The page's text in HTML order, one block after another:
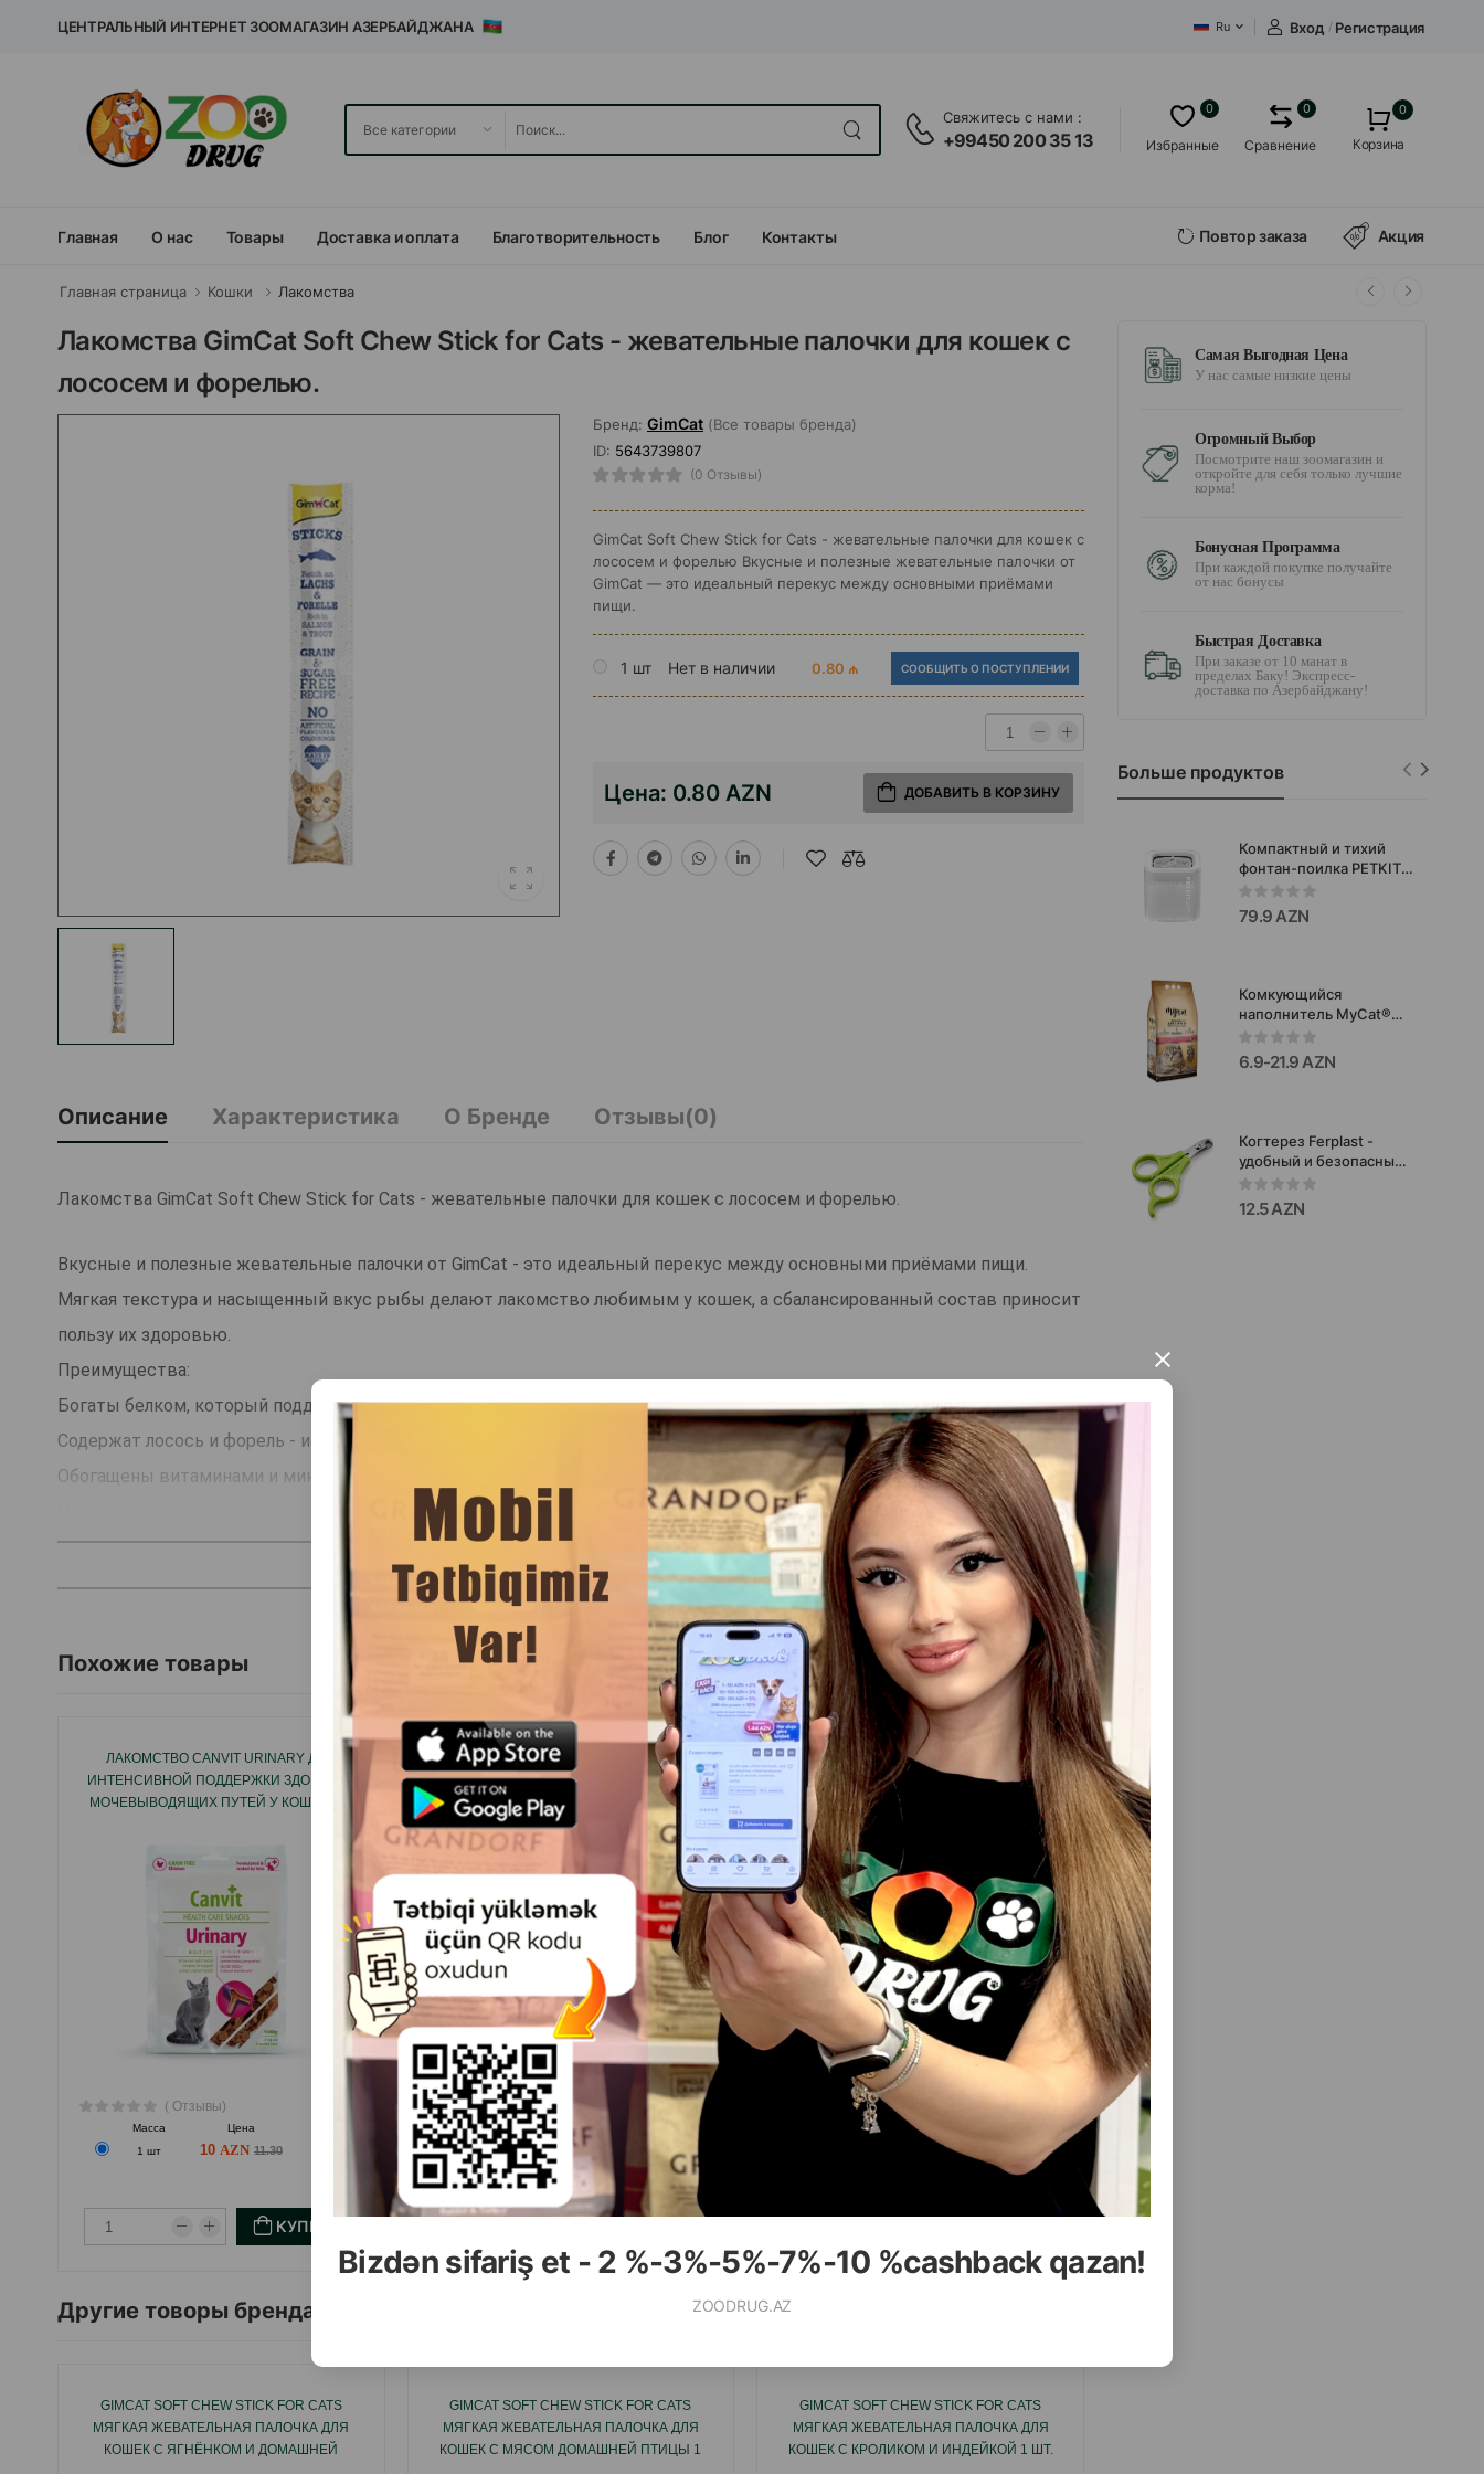
Bizdən sifariş et - 2 %-3%-5%-7%-10 %cashback qazan!
ZOODRUG.AZ
×
ЦЕНТРАЛЬНЫЙ ИНТЕРНЕТ ЗООМАГАЗИН АЗЕРБАЙДЖАНА Ru Вход / Регистрация
Свяжитесь с нами :
+99450 200 35 13 Избранные
0
Сравнение
0 0
Корзина
Главная О нас Товары Доставка и оплата Благотворительность Блог Контакты Повтор заказа Акция
Главная страница Кошки Лакомства
Лакомства GimCat Soft Chew Stick for Cats - жевательные палочки для кошек с
лососем и форелью.
Бренд: GimCat (Все товары бренда)
ID: 5643739807
(0 Отзывы)
GimCat Soft Chew Stick for Cats - жевательные палочки для кошек с
лососем и форелью Вкусные и полезные жевательные палочки от
GimCat — это идеальный перекус между основными приёмами
пищи.
1 шт Нет в наличии 0.80 ₼ СООБЩИТЬ О ПОСТУПЛЕНИИ
Цена: 0.80 AZN ДОБАВИТЬ В КОРЗИНУ
Описание Характеристика О Бренде Отзывы(0)
Лакомства GimCat Soft Chew Stick for Cats - жевательные палочки для кошек с лососем и форелью.
Вкусные и полезные жевательные палочки от GimCat - это идеальный перекус между основными приёмами пищи.
Мягкая текстура и насыщенный вкус рыбы делают лакомство любимым у кошек, а сбалансированный состав приносит
пользу их здоровью.
Преимущества:
Богаты белком, который поддерживает здоровье мышц и активность.
Содержат лосось и форель - источники легкоусвояемого белка и жирных кислот Омега-3.
Обогащены витаминами и минералами для поддержания жизненного тонуса.
Не содержат злаков, сахара и искусственных добавок.
Таурин помогает поддерживать здоровье сердца и зрения.
Удобно делить на порции - идеально для поощрения и укрепления доверия между питомцем и хозяином.
ЧИТАТЬ ДАЛЬШЕ
Похожие товары Смотреть Все
ЛАКОМСТВО CANVIT URINARY ДЛЯ
ИНТЕНСИВНОЙ ПОДДЕРЖКИ ЗДОРОВЬЯ
МОЧЕВЫВОДЯЩИХ ПУТЕЙ У КОШКИ СО
( Отзывы)
Масса Цена
1 шт
10 11.30
КУПИТЬ
ЛАКОМСТВО TRIXIE PREMIO CHICKEN
FILET BITES - НЕЖНЫЕ КУСОЧКИ
КУРИНОГО ФИЛЕ ДЛЯ КОШЕК 50GR
#42701.
( Отзывы)
Масса Цена
Купить
1 шт
3.50
ЛАКОМСТВО TRIXIE TUNA SANDWICHES С
ТУНЦОМ И КУРИЦЕЙ - ВКУСНОЕ
ДОПОЛНЕНИЕ К ЕЖЕДНЕВНОМУ
РАЦИОНУ ДЛЯ КОШЕК 50Г #42731.
( Отзывы)
Масса
5.00
Другие товоры бренда
GIMCAT SOFT CHEW STICK FOR CATS
МЯГКАЯ ЖЕВАТЕЛЬНАЯ ПАЛОЧКА ДЛЯ
КОШЕК С ЯГНЁНКОМ И ДОМАШНЕЙ
GIMCAT SOFT CHEW STICK FOR CATS
МЯГКАЯ ЖЕВАТЕЛЬНАЯ ПАЛОЧКА ДЛЯ
КОШЕК С МЯСОМ ДОМАШНЕЙ ПТИЦЫ 1
GIMCAT SOFT CHEW STICK FOR CATS
МЯГКАЯ ЖЕВАТЕЛЬНАЯ ПАЛОЧКА ДЛЯ
КОШЕК С КРОЛИКОМ И ИНДЕЙКОЙ 1 ШТ.
Самая Выгодная Цена
У нас самые низкие цены
Огромный Выбор
Посмотрите наш зоомагазин и
откройте для себя только лучшие
корма!
Бонусная Программа
При каждой покупке получайте
от нас бонусы
Быстрая Доставка
При заказе от 10 манат в
пределах Баку! Экспресс-
доставка по Азербайджану!
Больше продуктов
Компактный и тихий
фонтан-поилка PETKIT
Eversweet Solo SE для
кошек и мелких
собак,обеспечивающий
циркуляцию воды.
79.9 AZN
Комкующийся
наполнитель MyCat®
для кошачьего туалета
с ароматом детской
присыпки..
6.9-21.9 AZN
Когтерез Ferplast -
удобный и безопасный
инструмент для ухода
за когтями кошек и
собак #5808.
12.5 AZN